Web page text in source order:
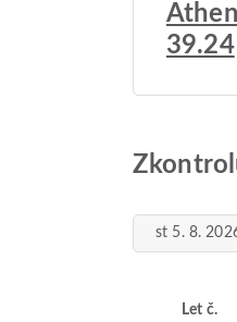
39.24
st 5. 8.
Let č.